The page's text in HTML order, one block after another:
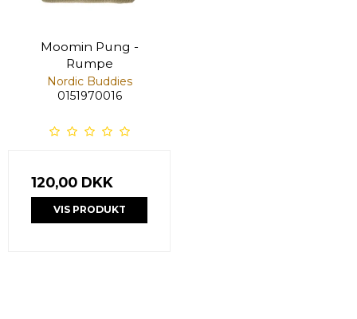
Moomin Pung -
Rumpe
Nordic Buddies
0151970016
120,00 DKK
VIS PRODUKT